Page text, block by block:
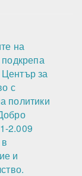
на
за
с
политики
2.009
и